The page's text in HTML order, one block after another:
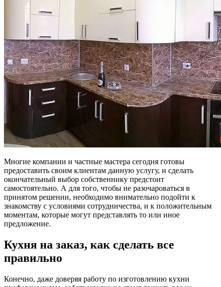
Многие компании и частные мастера сегодня готовы
предоставить своим клиентам данную услугу, и сделать
окончательный выбор собственнику предстоит
самостоятельно. А для того, чтобы не разочароваться в
принятом решении, необходимо внимательно подойти к
знакомству с условиями сотрудничества, и к положительным
моментам, которые могут представлять то или иное
предложение.
Кухня на заказ, как сделать все
правильно
Конечно, даже доверяя работу по изготовлению кухни